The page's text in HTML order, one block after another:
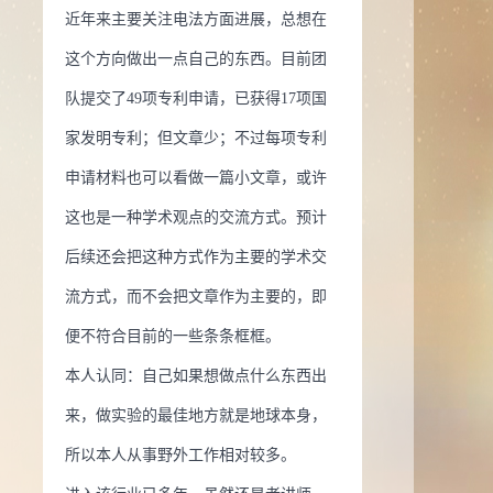
近年来主要关注电法方面进展，总想在
这个方向做出一点自己的东西。目前团
队提交了49项专利申请，已获得17项国
家发明专利；但文章少；不过每项专利
申请材料也可以看做一篇小文章，或许
这也是一种学术观点的交流方式。预计
后续还会把这种方式作为主要的学术交
流方式，而不会把文章作为主要的，即
便不符合目前的一些条条框框。
本人认同：自己如果想做点什么东西出
来，做实验的最佳地方就是地球本身，
所以本人从事野外工作相对较多。